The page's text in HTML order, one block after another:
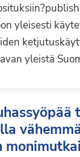
yleisesti
yleistä